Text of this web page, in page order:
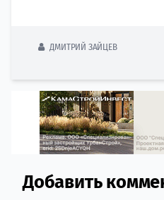
ДМИТРИЙ ЗАЙЦЕВ
Comment
Добавить